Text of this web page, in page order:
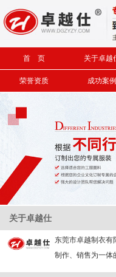
首 页 关于卓越
荣誉资质 成功案例
关于卓越仕
东莞市卓越制衣有
制作、销售为一体